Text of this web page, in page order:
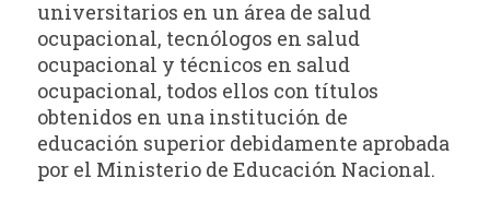
universitarios en un área de salud
ocupacional, tecnólogos en salud
ocupacional y técnicos en salud
ocupacional, todos ellos con títulos
obtenidos en una institución de
educación superior debidamente aprobada
por el Ministerio de Educación Nacional.